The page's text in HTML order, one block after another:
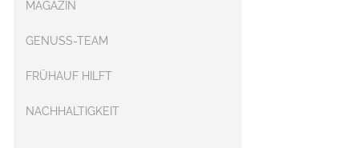
MAGAZIN
GENUSS-TEAM
FRÜHAUF HILFT
NACHHALTIGKEIT